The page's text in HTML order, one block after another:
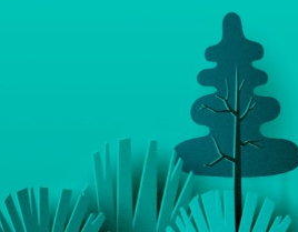
Carol Pessoa
Ju Mirthes